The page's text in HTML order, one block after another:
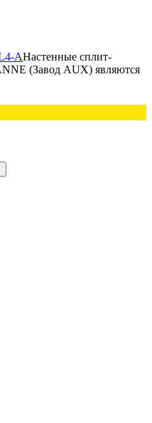
AНастенные сплит-
(Завод AUX) являются